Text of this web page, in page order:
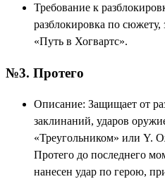
Требование к
разблокировка по
«Путь в Хогвартс».
№3. Протего
Описание: Защищает от
заклинаний, ударов
«Треугольником» или Y.
Протего до последнего
нанесен удар по герою,